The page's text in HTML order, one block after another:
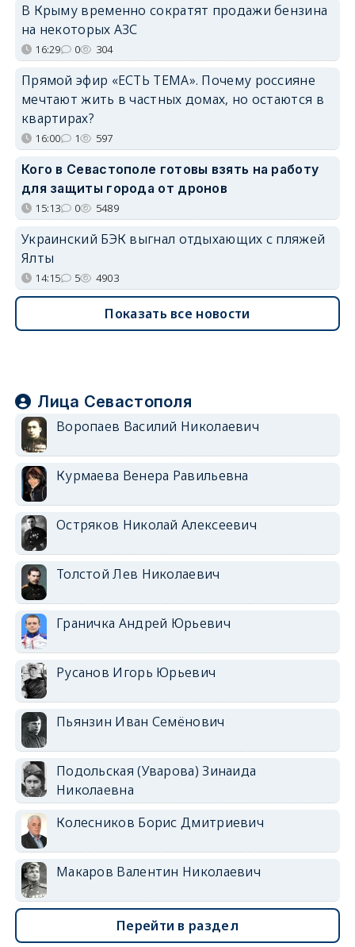
В Крыму временно сократят продажи бензина
на некоторых АЗС
16:29 0 304
Прямой эфир «ЕСТЬ ТЕМА». Почему россияне
мечтают жить в частных домах, но остаются в
квартирах?
16:00 1 597
Кого в Севастополе готовы взять на работу
для защиты города от дронов
15:13 0 5489
Украинский БЭК выгнал отдыхающих с пляжей
Ялты
14:15 5 4903
Показать все новости
Лица Севастополя
Воропаев Василий Николаевич
Курмаева Венера Равильевна
Остряков Николай Алексеевич
Толстой Лев Николаевич
Граничка Андрей Юрьевич
Русанов Игорь Юрьевич
Пьянзин Иван Семёнович
Подольская (Уварова) Зинаида
Николаевна
Колесников Борис Дмитриевич
Макаров Валентин Николаевич
Перейти в раздел